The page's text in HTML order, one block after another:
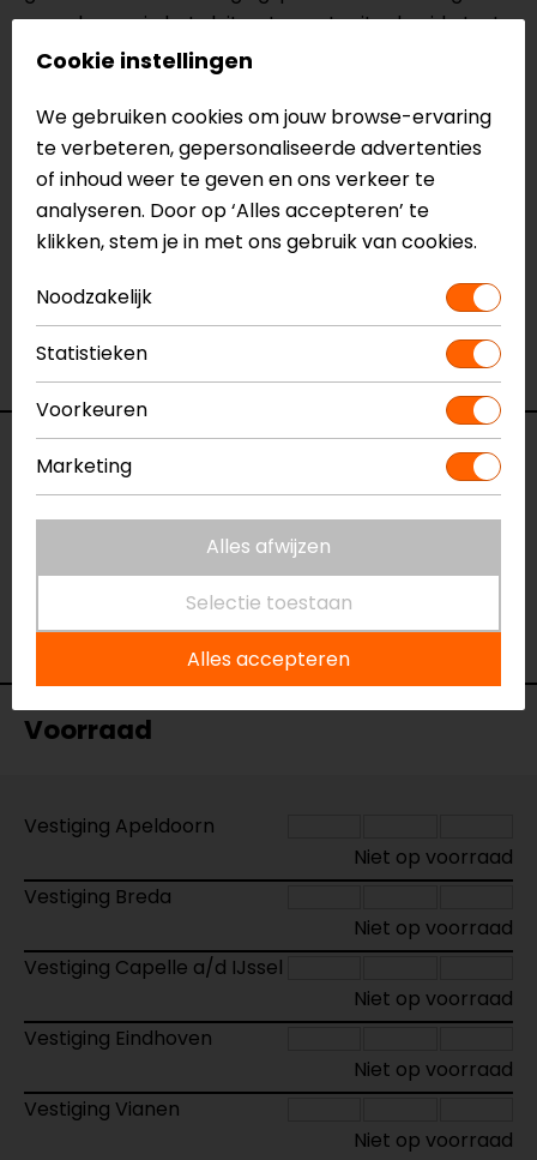
vervolgens via het sluitsysteem. In uitgebreide tests
heeft de DUSC bewezen dat hij ook bij sterke
Meer informatie nodig?
Heb je meer informatie nodig over dit product?
Neem dancontact met ons op of kom langs in één
vanonze winkels in Breda, Capelle aan den IJssel,
het product bekijken & passen en staan onze
verkoopmedewerkers voor je klaar met advies.
Bekijk onze andere
Specificaties
Naam
Topkoffersysteem DUSC 41L Yamaha
MT-07 Tracer (16-)
Model
1892123
SW-Motech
Voorraad
Vestiging Apeldoorn
Niet op voorraad
Vestiging Breda
Niet op voorraad
Vestiging Capelle a/d IJssel
Niet op voorraad
Vestiging Eindhoven
Niet op voorraad
Vestiging Vianen
Niet op voorraad
Cookie instellingen
We gebruiken cookies om jouw browse-ervaring
te verbeteren, gepersonaliseerde advertenties
of inhoud weer te geven en ons verkeer te
analyseren. Door op ‘Alles accepteren’ te
klikken, stem je in met ons gebruik van cookies.
Noodzakelijk
Statistieken
Voorkeuren
Marketing
Alles afwijzen
Selectie toestaan
Alles accepteren